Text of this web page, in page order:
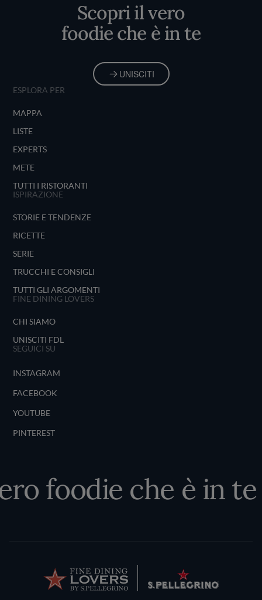
Scopri il vero
foodie che è in te
UNISCITI
ESPLORA PER
MAPPA
LISTE
EXPERTS
METE
TUTTI I RISTORANTI
ISPIRAZIONE
STORIE E TENDENZE
RICETTE
SERIE
TRUCCHI E CONSIGLI
TUTTI GLI ARGOMENTI
FINE DINING LOVERS
CHI SIAMO
UNISCITI FDL
SEGUICI SU
INSTAGRAM
FACEBOOK
YOUTUBE
PINTEREST
foodie che è in te